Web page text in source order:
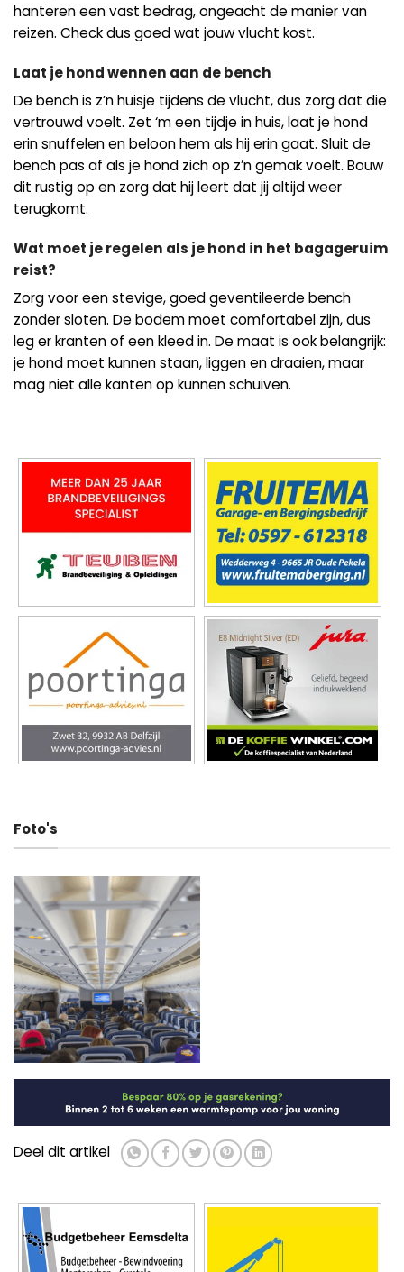
hanteren een vast bedrag, ongeacht de manier van
reizen. Check dus goed wat jouw vlucht kost.
Laat je hond wennen aan de bench
De bench is z’n huisje tijdens de vlucht, dus zorg dat die
vertrouwd voelt. Zet ‘m een tijdje in huis, laat je hond
erin snuffelen en beloon hem als hij erin gaat. Sluit de
bench pas af als je hond zich op z’n gemak voelt. Bouw
dit rustig op en zorg dat hij leert dat jij altijd weer
terugkomt.
Wat moet je regelen als je hond in het bagageruim
reist?
Zorg voor een stevige, goed geventileerde bench
zonder sloten. De bodem moet comfortabel zijn, dus
leg er kranten of een kleed in. De maat is ook belangrijk:
je hond moet kunnen staan, liggen en draaien, maar
mag niet alle kanten op kunnen schuiven.
Foto's
Deel dit artikel